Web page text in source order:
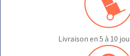
Livraison en 5 à 10